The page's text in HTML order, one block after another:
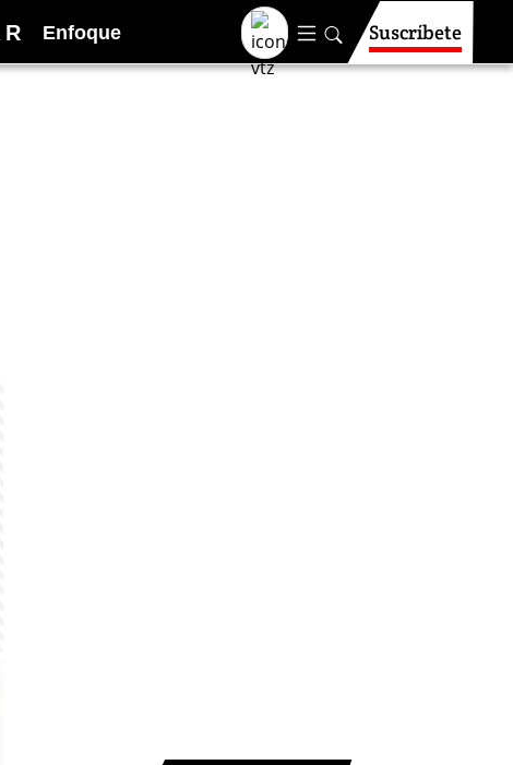
R Enfoque Suscríbete